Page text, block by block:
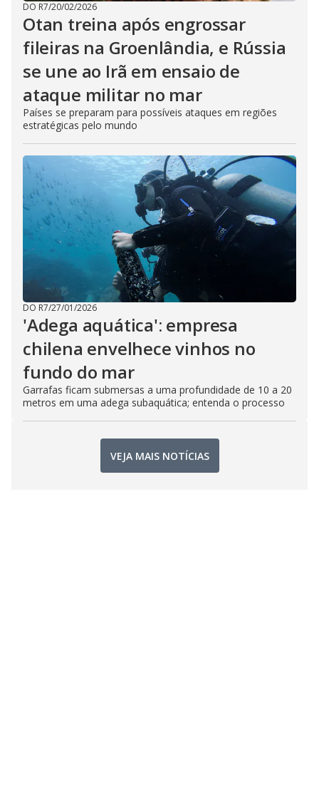
DO R7/20/02/2026
Otan treina após engrossar
fileiras na Groenlândia, e Rússia
se une ao Irã em ensaio de
ataque militar no mar
Países se preparam para possíveis ataques em regiões
estratégicas pelo mundo
DO R7/27/01/2026
'Adega aquática': empresa
chilena envelhece vinhos no
fundo do mar
Garrafas ficam submersas a uma profundidade de 10 a 20
metros em uma adega subaquática; entenda o processo
VEJA MAIS NOTÍCIAS